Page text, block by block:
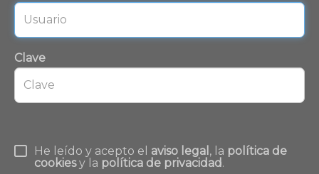
Clave
He leído y acepto el aviso legal , la política de
cookiesy la política de privacidad.